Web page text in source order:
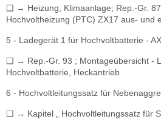
❏ → Heizung, Klimaanlage; Rep.-Gr.
Hochvoltheizung (PTC) ZX17 aus- und
5 - Ladegerät 1 für Hochvoltbatterie -
❏ → Rep.-Gr. 93 ; Montageübersicht -
Hochvoltbatterie, Heckantrieb
6 - Hochvoltleitungssatz für
❏ → Kapitel „ Hochvoltleitungssatz für